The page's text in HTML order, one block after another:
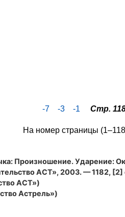
-7 -3 -1 Стр.
На номер страницы
Произношение. Ударение:
АСТ», 2003. — 1182, [2]
АСТ»)
Астрель»)